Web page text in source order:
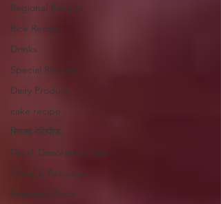
Regional Recipes
Rice Recipe
Drinks
Special Recipes
Dairy Product
cake recipe
सिरका रेसिपीज
Diwali Decoration Idea
Social & Religious
Featured Posts